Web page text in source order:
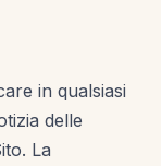
in qualsiasi
delle
La